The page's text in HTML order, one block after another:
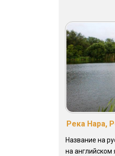
Река Нара,
Название на
на английском